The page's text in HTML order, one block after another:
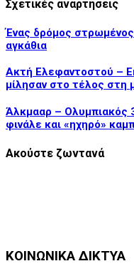
Σχετικές αναρτήσεις
Ένας δρόμος
αγκάθια
Ακτή Ελεφαντοστού –
μίλησαν στο τέλος στη
Άλκμααρ – Ολυμπιακός
φινάλε και «ηχηρό»
Ακούστε ζωντανά
ΚΟΙΝΩΝΙΚΑ ΔΙΚΤΥΑ